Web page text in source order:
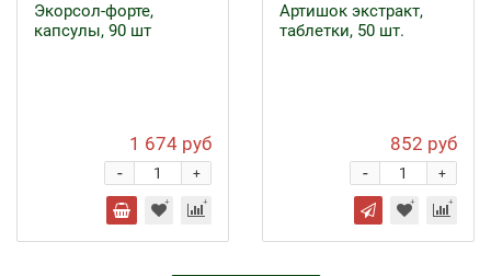
Экорсол-форте,
капсулы, 90 шт
1 674 руб
+
-
Артишок экстракт,
таблетки, 50 шт.
852 руб
+
-